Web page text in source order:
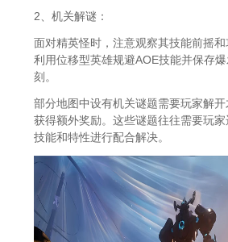
2、机关解谜：
面对精英怪时，注意观察其技能前摇
利用位移型英雄规避AOE技能并保存
刻。
部分地图中设有机关谜题需要玩家解
获得额外奖励。这些谜题往往需要玩
技能和特性进行配合解决。